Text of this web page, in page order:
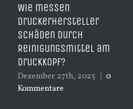
Wie messen
Druckerhersteller
Schäden durch
Reinigungsmittel am
Druckkopf?
Dezember 27th, 2025
0
Kommentare